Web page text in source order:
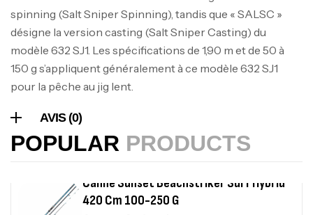
spinning (Salt Sniper Spinning), tandis que « SALSC »
désigne la version casting (Salt Sniper Casting) du
modèle 632 SJ1. Les spécifications de 1,90 m et de 50 à
150 g s’appliquent généralement à ce modèle 632 SJ1
pour la pêche au jig lent.
AVIS (0)
POPULAR PRODUCTS
Bagagerie,Surfcasting
د.ت420,000
د.ت378,000
د.ت367,000
Canne Sunset Beachstriker Surf Hybrid
420 Cm 100-250 G